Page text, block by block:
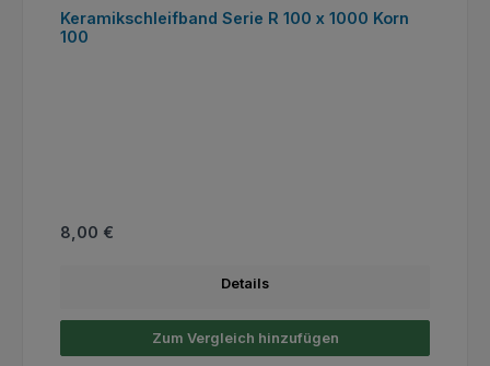
Keramikschleifband Serie R 100 x 1000 Korn
100
Regulärer Preis:
8,00 €
Details
Zum Vergleich hinzufügen